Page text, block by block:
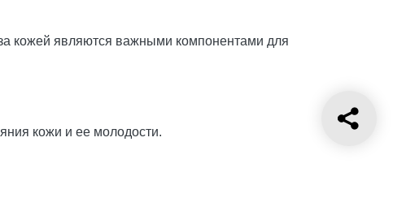
кожей являются важными компонентами для
кожи и ее молодости.